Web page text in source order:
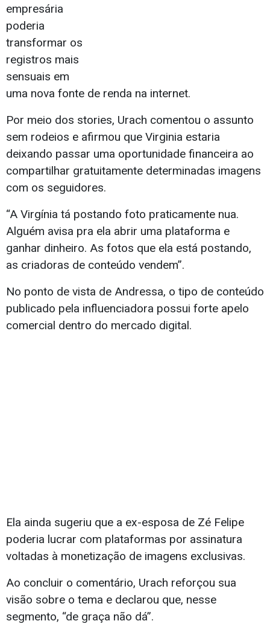
empresária
poderia
transformar os
registros mais
sensuais em
uma nova fonte de renda na internet.
Por meio dos stories, Urach comentou o assunto
sem rodeios e afirmou que Virginia estaria
deixando passar uma oportunidade financeira ao
compartilhar gratuitamente determinadas imagens
com os seguidores.
“A Virgínia tá postando foto praticamente nua.
Alguém avisa pra ela abrir uma plataforma e
ganhar dinheiro. As fotos que ela está postando,
as criadoras de conteúdo vendem”.
No ponto de vista de Andressa, o tipo de conteúdo
publicado pela influenciadora possui forte apelo
comercial dentro do mercado digital.
Ela ainda sugeriu que a ex-esposa de Zé Felipe
poderia lucrar com plataformas por assinatura
voltadas à monetização de imagens exclusivas.
Ao concluir o comentário, Urach reforçou sua
visão sobre o tema e declarou que, nesse
segmento, “de graça não dá”.